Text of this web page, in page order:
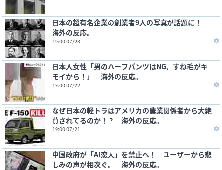
日本の超有名企業の創業者9人の写真が話題に！
海外の反応。
19:00 07/23
日本人女性「男のハーフパンツはNG、すね毛がキ
モイから！」 海外の反応。
19:00 07/22
なぜ日本の軽トラはアメリカの農業関係者から大絶
賛されてるのか！？ 海外の反応。
19:00 07/21
中国政府が「AI恋人」を禁止へ！ ユーザーから悲
しみの声が相次ぐ。 海外の反応。